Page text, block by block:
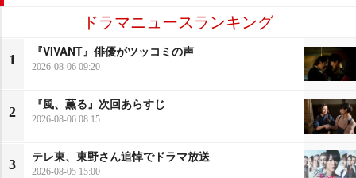
ドラマニュースランキング
1
『VIVANT』俳優がツッコミの声
2026-08-06 09:20
2
『風、薫る』次回あらすじ
2026-08-06 08:15
3
テレ東、東野さん追悼でドラマ放送
2026-08-05 15:00